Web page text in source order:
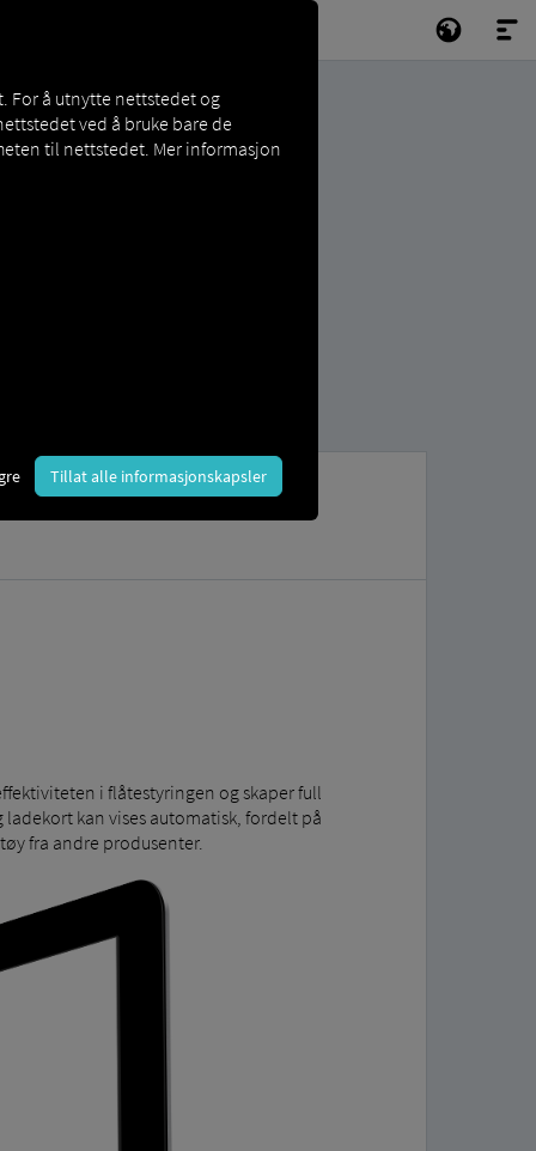
i flåtestyringen og skaper full
kan vises automatisk, fordelt på
fra andre produsenter.
For å utnytte nettstedet og
ved å bruke bare de
til nettstedet. Mer informasjon
Tillat alle informasjonskapsler